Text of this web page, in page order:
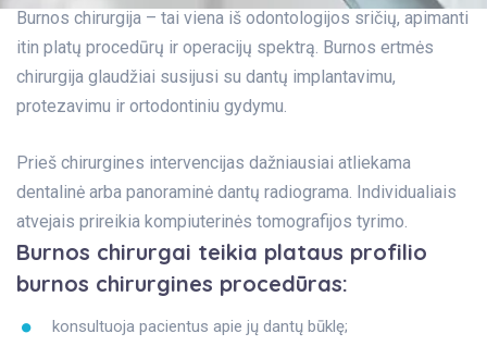
Burnos chirurgija – tai viena iš odontologijos sričių, apimanti
itin platų procedūrų ir operacijų spektrą. Burnos ertmės
chirurgija glaudžiai susijusi su dantų implantavimu,
protezavimu ir ortodontiniu gydymu.
Prieš chirurgines intervencijas dažniausiai atliekama
dentalinė arba panoraminė dantų radiograma. Individualiais
atvejais prireikia kompiuterinės tomografijos tyrimo.
Burnos chirurgai teikia plataus profilio
burnos chirurgines procedūras:
konsultuoja pacientus apie jų dantų būklę;